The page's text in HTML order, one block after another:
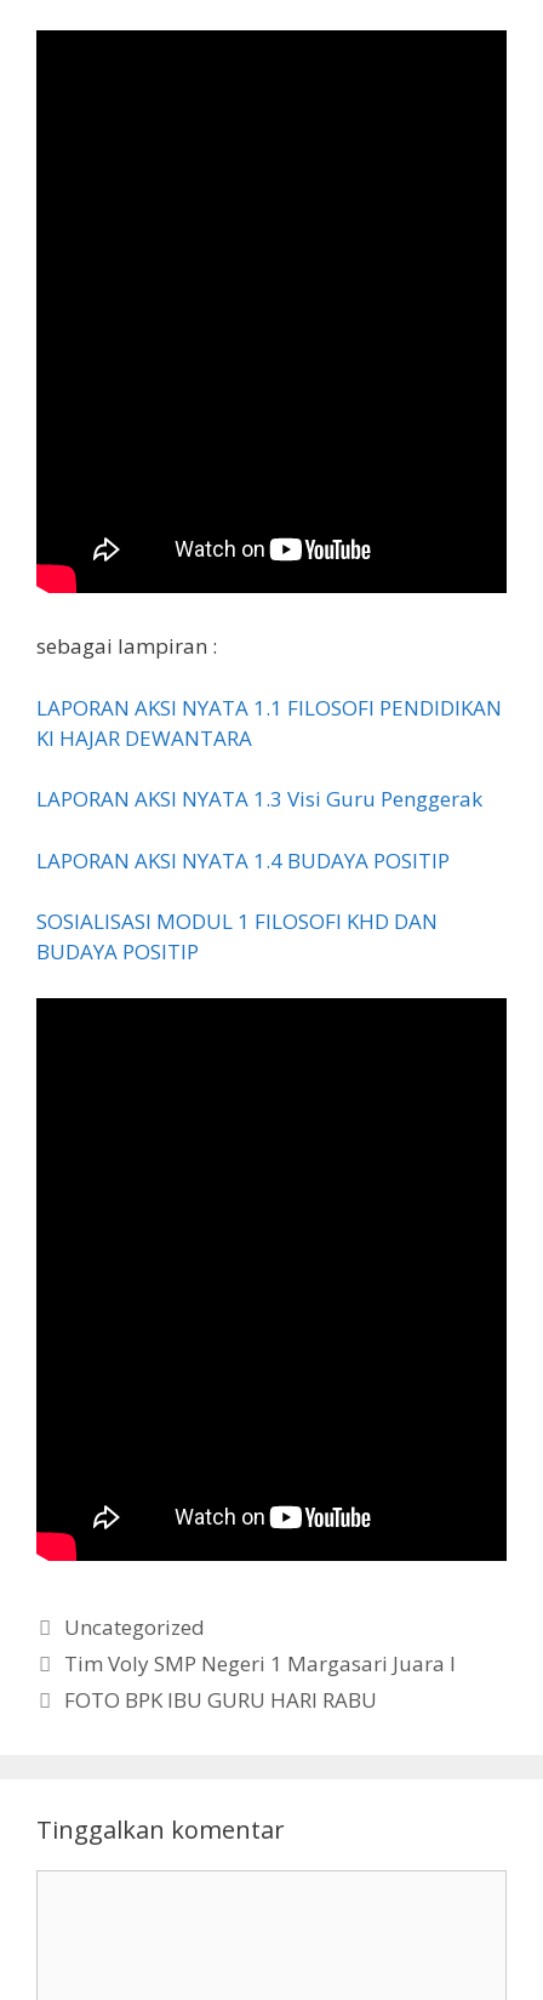
sebagai lampiran :
LAPORAN AKSI NYATA 1.1 FILOSOFI PENDIDIKAN
KI HAJAR DEWANTARA
LAPORAN AKSI NYATA 1.3 Visi Guru Penggerak
LAPORAN AKSI NYATA 1.4 BUDAYA POSITIP
SOSIALISASI MODUL 1 FILOSOFI KHD DAN
BUDAYA POSITIP
Kategori
Uncategorized
Tim Voly SMP Negeri 1 Margasari Juara I
FOTO BPK IBU GURU HARI RABU
Tinggalkan komentar